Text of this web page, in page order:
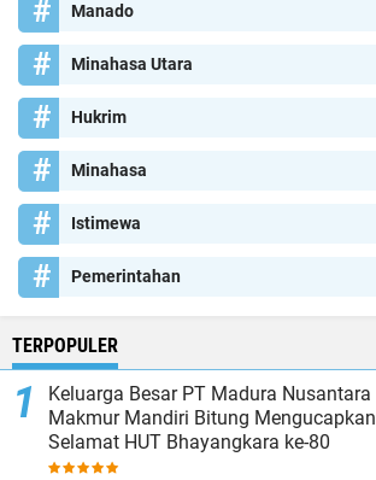
Manado
Minahasa Utara
Hukrim
Minahasa
Istimewa
Pemerintahan
TERPOPULER
Keluarga Besar PT Madura Nusantara
Makmur Mandiri Bitung Mengucapkan
Selamat HUT Bhayangkara ke-80